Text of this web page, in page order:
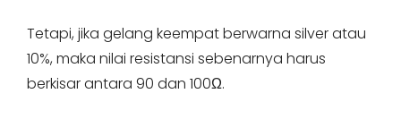
Tetapi, jika gelang keempat berwarna silver atau
10%, maka nilai resistansi sebenarnya harus
berkisar antara 90 dan 100Ω.